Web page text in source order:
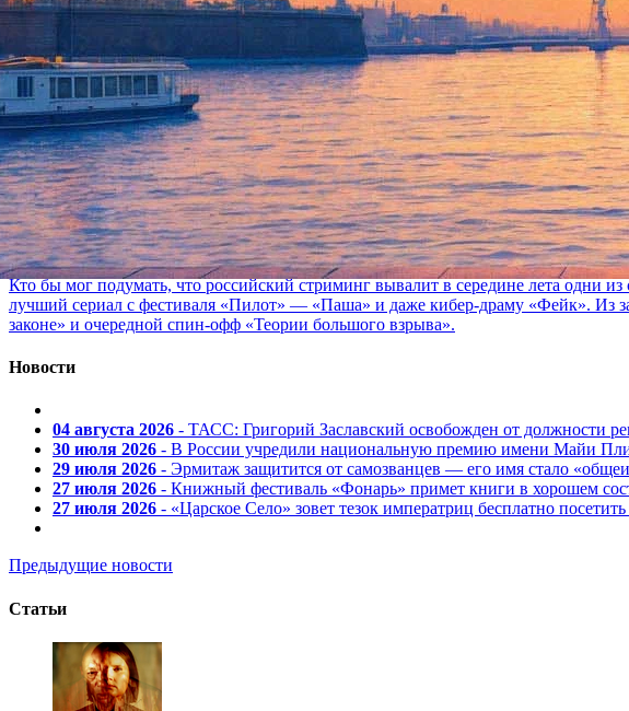
15 телесериалов августа — выбор «Фонтанки»:
02 августа 2026, 18:53
Кто бы мог подумать, что российский стриминг вывалит в середине лета одни
лучший сериал с фестиваля «Пилот» — «Паша» и даже кибер-драму «Фейк». Из
законе» и очередной спин-офф «Теории большого взрыва».
Новости
04 августа 2026 - ТАСС: Григорий Заславский освобожден от должности
30 июля 2026 - В России учредили национальную премию имени Майи
29 июля 2026 - Эрмитаж защитится от самозванцев — его имя стало
27 июля 2026 - Книжный фестиваль «Фонарь» примет книги в хорошем
27 июля 2026 - «Царское Село» зовет тезок императриц бесплатно
Предыдущие новости
Статьи